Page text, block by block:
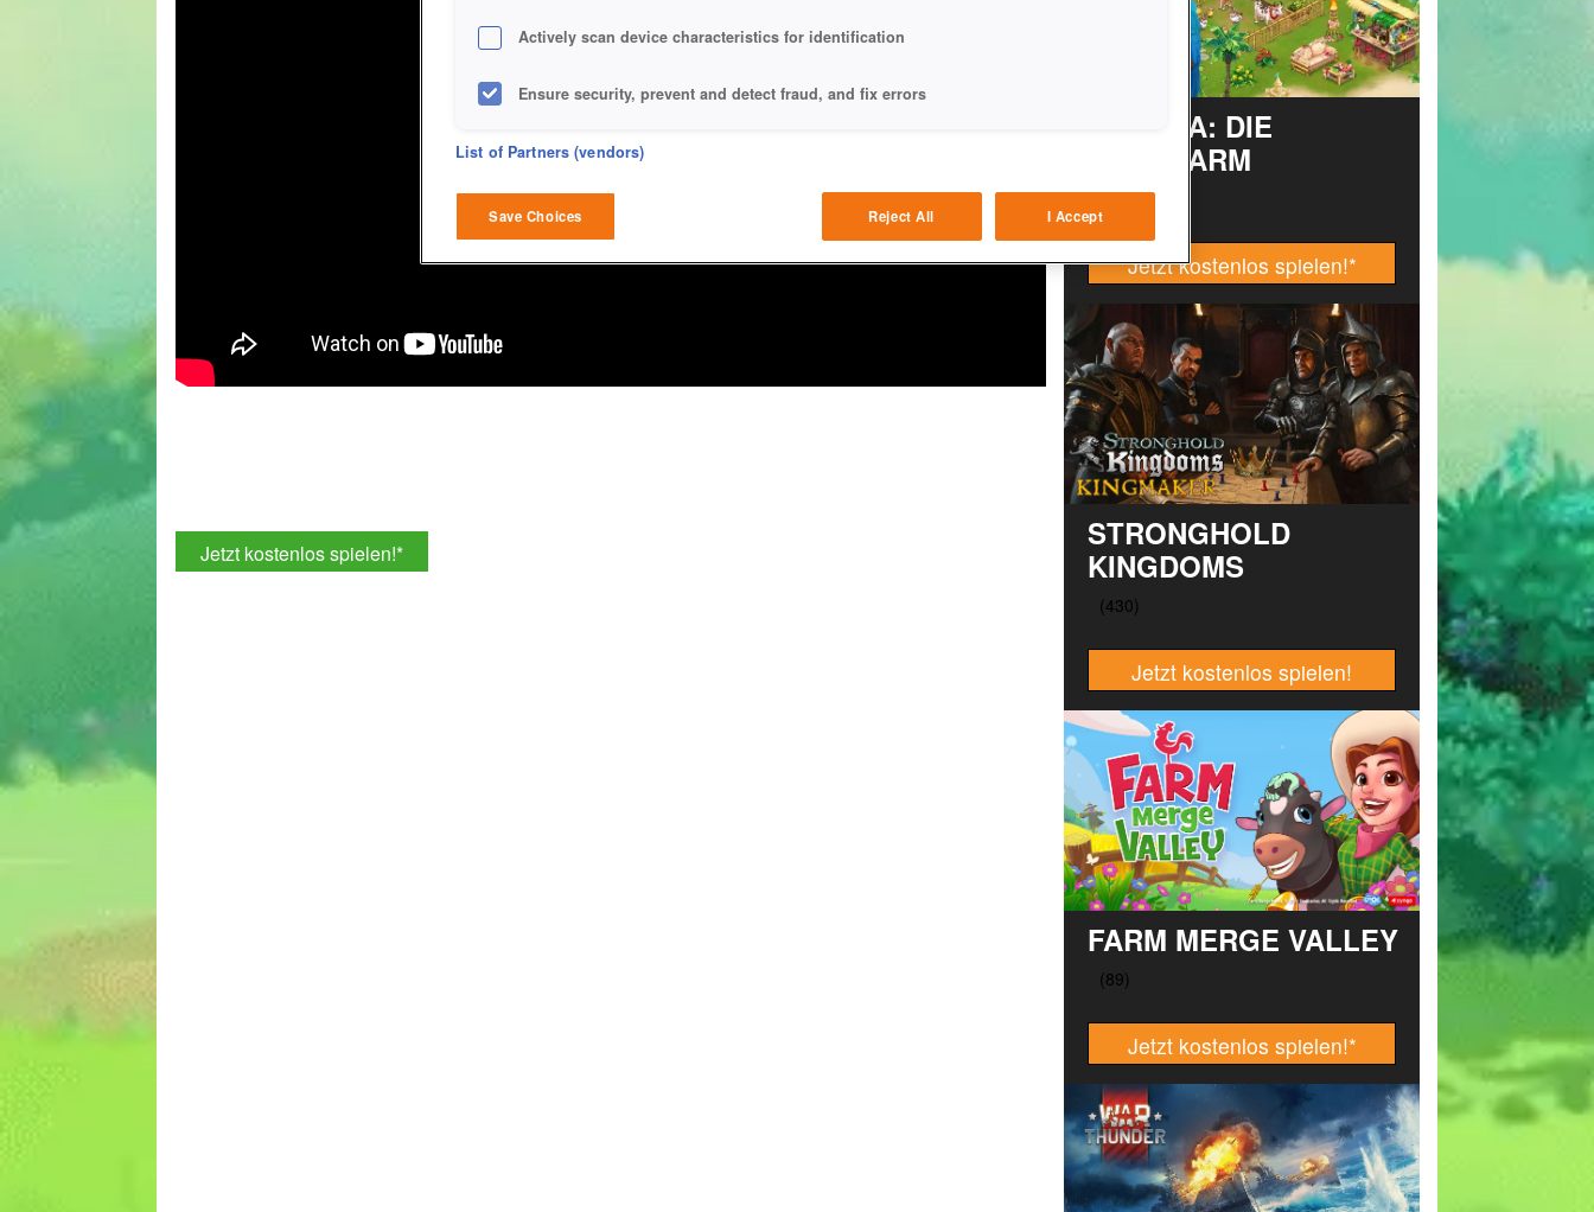
Jetzt kostenlos spielen!*
TAONGA: DIE
INSELFARM
Jetzt kostenlos spielen!*
STRONGHOLD
KINGDOMS
Jetzt kostenlos spielen!
FARM MERGE VALLEY
Jetzt kostenlos spielen!*
Actively scan device characteristics for identification
Ensure security, prevent and detect fraud, and fix errors
Deliver and present advertising and content
Match and combine data from other data sources
Link different devices
List of Partners (vendors)
Save Choices Reject All I Accept